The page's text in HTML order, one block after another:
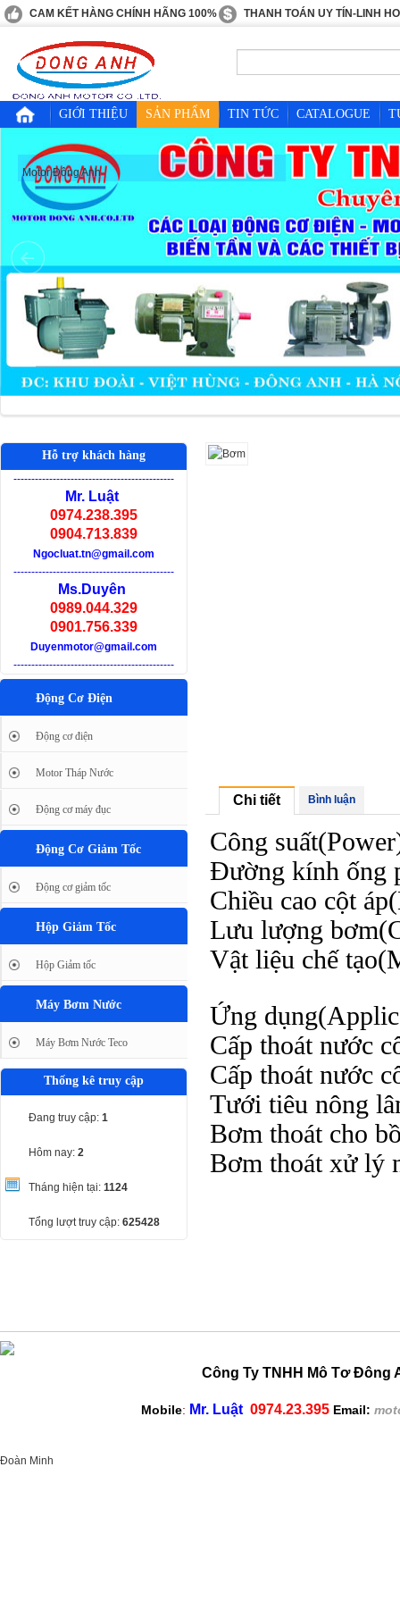
CAM KẾT HÀNG CHÍNH HÃNG 100% THANH TOÁN UY TÍN-LINH
GIỚI THIỆU SẢN PHẨM TIN TỨC CATALOGUE
Motor Đông Anh
Hỗ trợ khách hàng
---------------------------------------------
Mr. Luật
0974.238.395
0904.713.839
Ngocluat.tn@gmail.com
---------------------------------------------
Ms.Duyên
0989.044.329
0901.756.339
Duyenmotor@gmail.com
---------------------------------------------
Động Cơ Điện
Động cơ điện
Motor Tháp Nước
Động cơ máy đục
Động Cơ Giảm Tốc
Động cơ giảm tốc
Hộp Giảm Tốc
Hộp Giảm tốc
Máy Bơm Nước
Máy Bơm Nước Teco
Thống kê truy cập
Đang truy cập: 1
Hôm nay: 2
Tháng hiện tại: 1124
Tổng lượt truy cập: 625428
Chi tiết Bình luận
Công
Đường kính ống
Chiều cao cột
Lưu lượng
Vật liệu chế
Ứng
Cấp thoát nước
Cấp thoát nước
Tưới tiêu nông
Bơm thoát cho
Bơm thoát xử lý
Công Ty TNHH Mô Tơ Đông
Mobile: Mr. Luật 0974.23.395 Email:
Đoàn Minh